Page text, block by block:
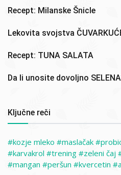
Recept: Milanske Šnicle
Lekovita svojstva
Recept: TUNA SALATA
Da li unosite dovoljno
Ključne reči
kozje mleko maslačak
karvakrol
trening zeleni čaj
mangan
peršun kvercetin